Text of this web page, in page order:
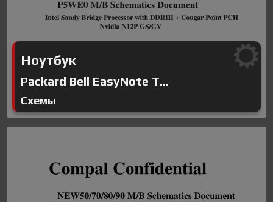
Ноутбук
Packard Bell EasyNote T...
Схемы